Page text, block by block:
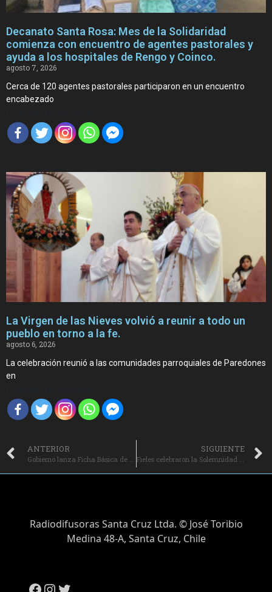
Decanato Santa Rosa: Mes de la Solidaridad
comienza con encuentro de agentes pastorales y
ayuda a los hospitales de Rengo y Coinco.
agosto 7, 2026
Cerca de 120 agentes pastorales participaron en un encuentro
encabezado
La Virgen de las Nieves volvió a reunir a todo un
pueblo en torno a la fe.
agosto 6, 2026
La celebración reunió a las comunidades parroquiales de Paredones
en
ANTERIOR SIGUIENTE
Radiodifusoras Santa Cruz Ltda. © José Toribio
Medina 48-A, Santa Cruz, Chile